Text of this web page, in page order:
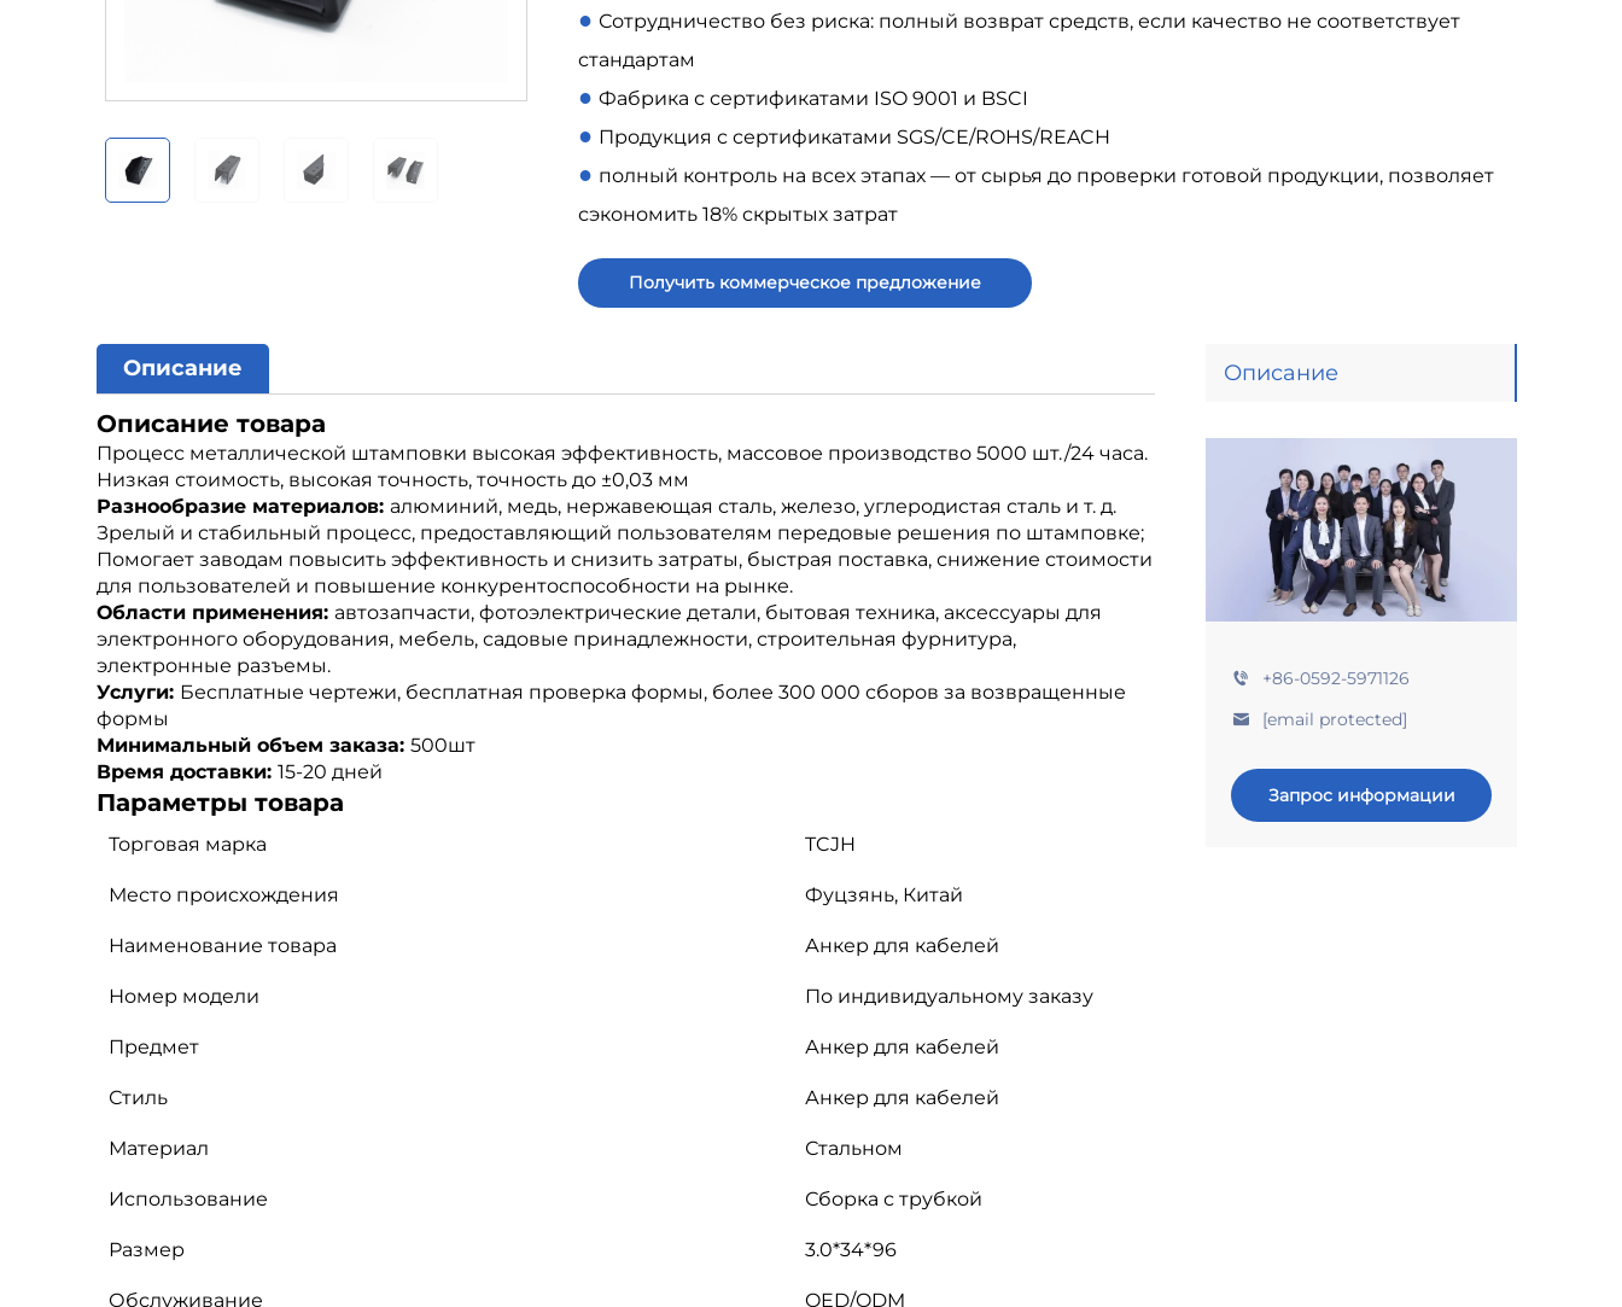
● Сотрудничество без риска: полный возврат средств, если качество не соответствует
стандартам
● Фабрика с сертификатами ISO 9001 и BSCI
● Продукция с сертификатами SGS/CE/ROHS/REACH
● полный контроль на всех этапах — от сырья до проверки готовой продукции, позволяет
сэкономить 18% скрытых затрат
Получить коммерческое предложение
Описание
+86-0592-5971126
[email protected]
Запрос информации
Описание
Описание товара
Процесс металлической штамповки высокая эффективность, массовое производство 5000 шт./24 часа.
Низкая стоимость, высокая точность, точность до ±0,03 мм
Разнообразие материалов: алюминий, медь, нержавеющая сталь, железо, углеродистая сталь и т. д.
Зрелый и стабильный процесс, предоставляющий пользователям передовые решения по штамповке;
Помогает заводам повысить эффективность и снизить затраты, быстрая поставка, снижение стоимости
для пользователей и повышение конкурентоспособности на рынке.
Области применения: автозапчасти, фотоэлектрические детали, бытовая техника, аксессуары для
электронного оборудования, мебель, садовые принадлежности, строительная фурнитура,
электронные разъемы.
Услуги: Бесплатные чертежи, бесплатная проверка формы, более 300 000 сборов за возвращенные
формы
Минимальный объем заказа: 500шт
Время доставки: 15-20 дней
Параметры товара
Торговая марка TCJH
Место происхождения Фуцзянь, Китай
Наименование товара Анкер для кабелей
Номер модели По индивидуальному заказу
Предмет Анкер для кабелей
Стиль Анкер для кабелей
Материал Стальном
Использование Сборка с трубкой
Размер 3.0*34*96
Обслуживание OED/ODM